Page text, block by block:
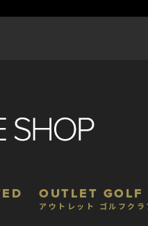
OUTLET GOLF
アウトレット ゴルフクラ